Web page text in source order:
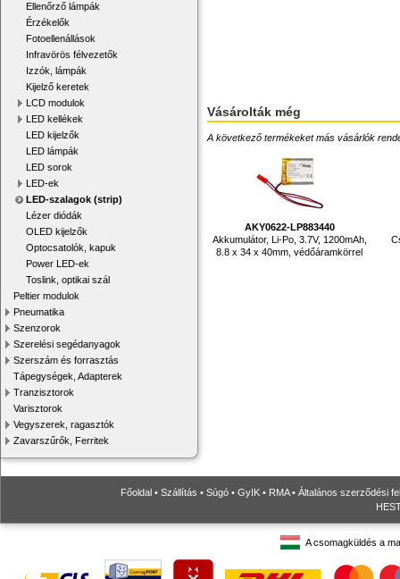
Ellenőrző lámpák
Érzékelők
Fotoellenállások
Infravörös félvezetők
Izzók, lámpák
Kijelző keretek
LCD modulok
LED kellékek
LED kijelzők
LED lámpák
LED sorok
LED-ek
LED-szalagok (strip)
Lézer diódák
OLED kijelzők
Optocsatolók, kapuk
Power LED-ek
Toslink, optikai szál
Peltier modulok
Pneumatika
Szenzorok
Szerelési segédanyagok
Szerszám és forrasztás
Tápegységek, Adapterek
Tranzisztorok
Varisztorok
Vegyszerek, ragasztók
Zavarszűrők, Ferritek
Vásárolták még
A következő termékeket más vásárlók
AKY0622-LP883440
Akkumulátor, Li-Po, 3.7V, 1200mAh,
8.8 x 34 x 40mm, védőáramkörrel
Főoldal • Szállítás • Súgó • GyIK • RMA• Általános szerződési
A csomagküldés a